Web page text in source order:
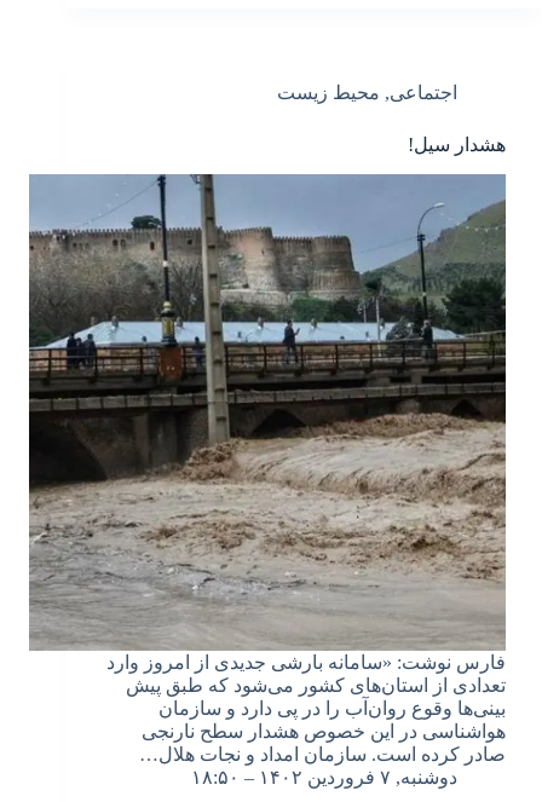
اجتماعی, محیط زیست
هشدار سیل!
فارس نوشت: «سامانه بارشی جدیدی از امروز وارد
تعدادی از استان‌های کشور می‌شود که طبق پیش
بینی‌ها وقوع روان‌آب را در پی دارد و سازمان
هواشناسی در این خصوص هشدار سطح نارنجی
صادر کرده است. سازمان امداد و نجات هلال…
دوشنبه, ۷ فروردین ۱۴۰۲ – ۱۸:۵۰